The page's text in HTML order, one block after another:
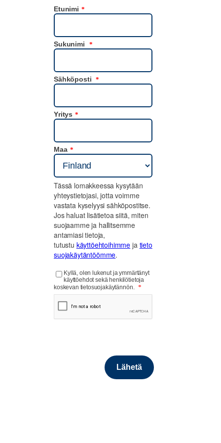
Etunimi *
Sukunimi *
Sähköposti *
Yritys *
Maa *
Tässä lomakkeessa kysytään
yhteystietojasi, jotta voimme
vastata kyselyysi sähköpostitse.
Jos haluat lisätietoa siitä, miten
suojaamme ja hallitsemme
antamiasi tietoja,
tutustu käyttöehtoihimme ja tieto
suojakäytäntöömme.
Kyllä, olen lukenut ja ymmärtänyt
käyttöehdot sekä henkilötietoja
koskevan tietosuojakäytännön. *